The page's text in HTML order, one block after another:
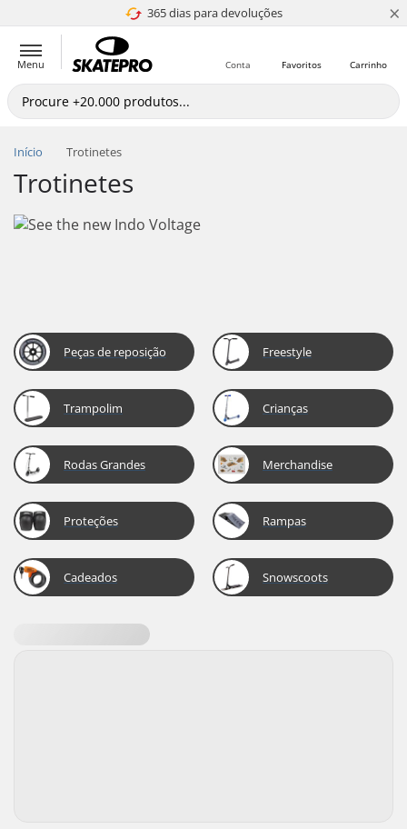
365 dias para devoluções
4.8 de 5 ×
Menu Carrinho
Favoritos
Conta
Início Trotinetes
Trotinetes
Peças de reposição Freestyle
Trampolim Crianças
Rodas Grandes Merchandise
Proteções Rampas
Cadeados Snowscoots